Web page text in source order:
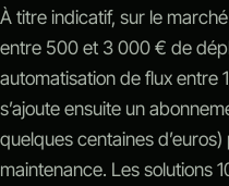
À titre indicatif, sur le
entre 500 et 3 000 € de
automatisation de flux entre
s’ajoute ensuite un
quelques centaines
maintenance. Les solutions